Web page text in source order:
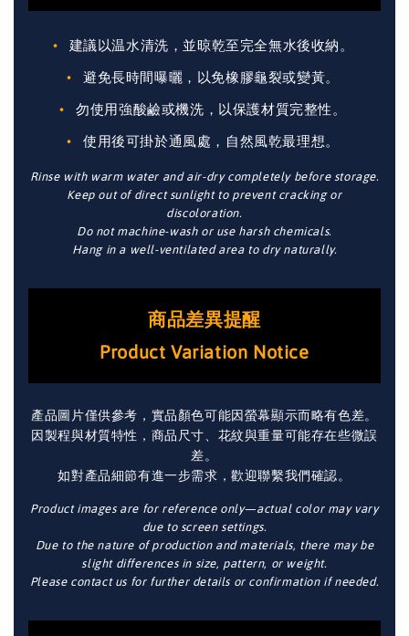
建議以温水清洗，並晾乾至完全無水後收納。
避免長時間曝曬，以免橡膠龜裂或變黃。
勿使用強酸鹼或機洗，以保護材質完整性。
使用後可掛於通風處，自然風乾最理想。
Rinse with warm water and air-dry completely before storage.
Keep out of direct sunlight to prevent cracking or
discoloration.
Do not machine-wash or use harsh chemicals.
Hang in a well-ventilated area to dry naturally.
商品差異提醒
Product Variation Notice
產品圖片僅供參考，實品顏色可能因螢幕顯示而略有色差。
因製程與材質特性，商品尺寸、花紋與重量可能存在些微誤
差。
如對產品細節有進一步需求，歡迎聯繫我們確認。
Product images are for reference only—actual color may vary
due to screen settings.
Due to the nature of production and materials, there may be
slight differences in size, pattern, or weight.
Please contact us for further details or confirmation if needed.